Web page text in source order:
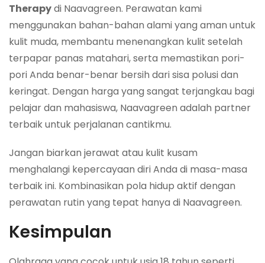
Therapydi Naavagreen. Perawatan kami
menggunakan bahan-bahan alami yang aman untuk
kulit muda, membantu menenangkan kulit setelah
terpapar panas matahari, serta memastikan pori-
pori Anda benar-benar bersih dari sisa polusi dan
keringat. Dengan harga yang sangat terjangkau bagi
pelajar dan mahasiswa, Naavagreen adalah partner
terbaik untuk perjalanan cantikmu.
Jangan biarkan jerawat atau kulit kusam
menghalangi kepercayaan diri Anda di masa-masa
terbaik ini. Kombinasikan pola hidup aktif dengan
perawatan rutin yang tepat hanya di Naavagreen.
Kesimpulan